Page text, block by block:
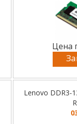
Цена
Lenovo DDR3-